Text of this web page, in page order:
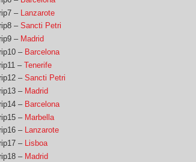
–
Lanzarote
–Sancti Petri
– Madrid
– Barcelona
– Tenerife
– Sancti Petri
– Madrid
– Barcelona
– Marbella
– Lanzarote
–
Lisboa
– Madrid